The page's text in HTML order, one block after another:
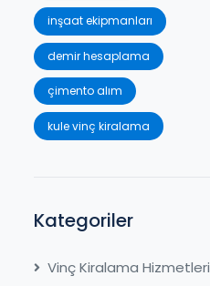
inşaat ekipmanları
demir hesaplama
çimento alım
kule vinç kiralama
Kategoriler
Vinç Kiralama Hizmetleri